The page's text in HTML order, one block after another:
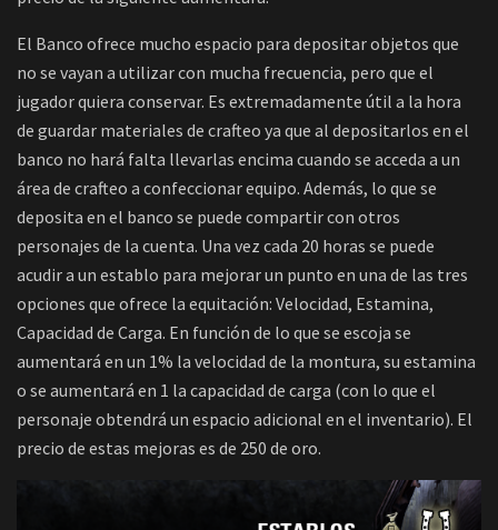
El Banco ofrece mucho espacio para depositar objetos que
no se vayan a utilizar con mucha frecuencia, pero que el
jugador quiera conservar. Es extremadamente útil a la hora
de guardar materiales de crafteo ya que al depositarlos en el
banco no hará falta llevarlas encima cuando se acceda a un
área de crafteo a confeccionar equipo. Además, lo que se
deposita en el banco se puede compartir con otros
personajes de la cuenta. Una vez cada 20 horas se puede
acudir a un establo para mejorar un punto en una de las tres
opciones que ofrece la equitación: Velocidad, Estamina,
Capacidad de Carga. En función de lo que se escoja se
aumentará en un 1% la velocidad de la montura, su estamina
o se aumentará en 1 la capacidad de carga (con lo que el
personaje obtendrá un espacio adicional en el inventario). El
precio de estas mejoras es de 250 de oro.